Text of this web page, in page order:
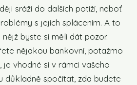
sráží do dalších potíží, neboť
s jejich splácením. A to
byste si měli dát pozor.
nějakou bankovní, potažmo
je vhodné si v rámci vašeho
důkladně spočítat, zda budete